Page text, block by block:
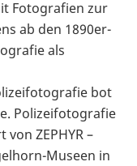
Fotografien zur
ab den 1890er-
als
bot
Polizeifotografie
ZEPHYR –
Museen in